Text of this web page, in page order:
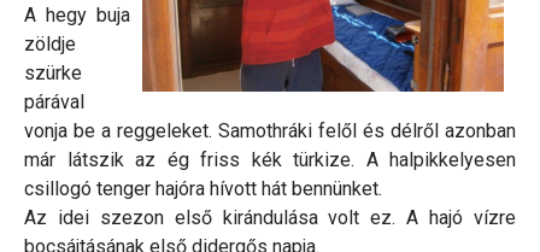
A hegy buja
zöldje
szürke
párával
vonja be a reggeleket. Samothráki felől és délről azonban
már látszik az ég friss kék türkize. A halpikkelyesen
csillogó tenger hajóra hívott hát bennünket.
Az idei szezon első kirándulása volt ez. A hajó vízre
bocsájtásának első didergős napja.